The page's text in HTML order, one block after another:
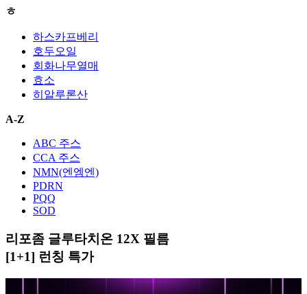
ㅎ
하스카프베리
호두오일
회화나무열매
효소
히알루론산
A-Z
ABC 주스
CCA 주스
NMN(엔엠엔)
PDRN
PQQ
SOD
리포좀 글루타치온 12X 필름
[1+1] 런칭 특가